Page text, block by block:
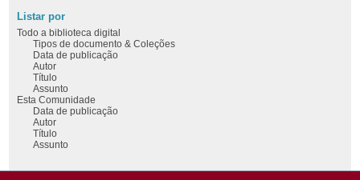
Listar por
Todo a biblioteca digital
Tipos de documento & Coleções
Data de publicação
Autor
Título
Assunto
Esta Comunidade
Data de publicação
Autor
Título
Assunto